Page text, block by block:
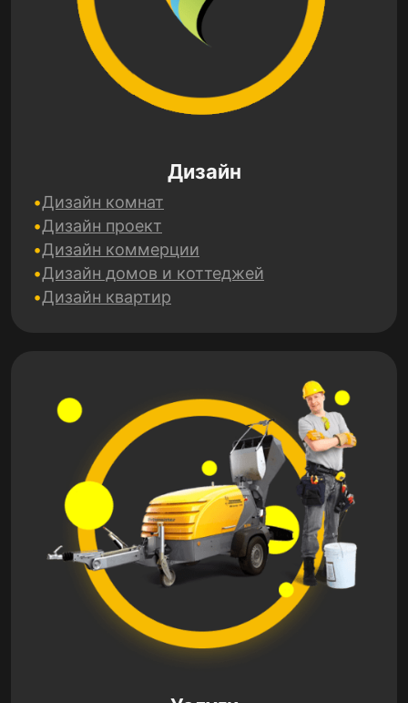
Дизайн
Дизайн комнат
Дизайн проект
Дизайн коммерции
Дизайн домов и коттеджей
Дизайн квартир